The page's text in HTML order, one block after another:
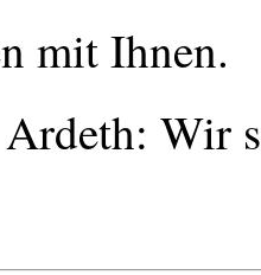
mit Ihnen.
Wir